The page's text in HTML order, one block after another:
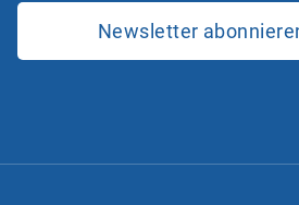
Newsletter